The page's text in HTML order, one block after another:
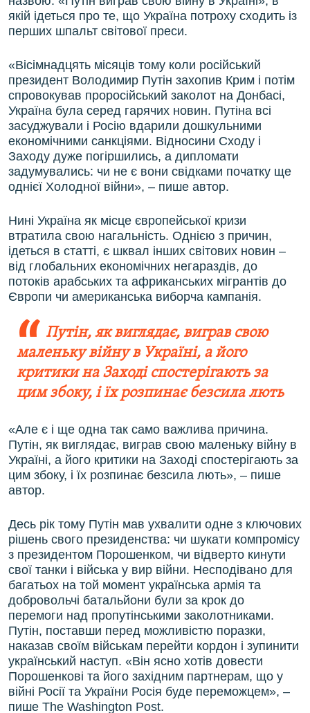
якій ідеться про те, що Україна потроху сходить із
перших шпальт світової преси.
«Вісімнадцять місяців тому коли російський
президент Володимир Путін захопив Крим і потім
спровокував проросійський заколот на Донбасі,
Україна була серед гарячих новин. Путіна всі
засуджували і Росію вдарили дошкульними
економічними санкціями. Відносини Сходу і
Заходу дуже погіршились, а дипломати
задумувались: чи не є вони свідками початку ще
однієї Холодної війни», – пише автор.
Нині Україна як місце європейської кризи
втратила свою нагальність. Однією з причин,
ідеться в статті, є шквал інших світових новин –
від глобальних економічних негараздів, до
потоків арабських та африканських мігрантів до
Європи чи американська виборча кампанія.
Путін, як виглядає, виграв свою
маленьку війну в Україні, а його
критики на Заході спостерігають за
цим збоку, і їх розпинає безсила лють
«Але є і ще одна так само важлива причина.
Путін, як виглядає, виграв свою маленьку війну в
Україні, а його критики на Заході спостерігають за
цим збоку, і їх розпинає безсила лють», – пише
автор.
Десь рік тому Путін мав ухвалити одне з ключових
рішень свого президенства: чи шукати компромісу
з президентом Порошенком, чи відверто кинути
свої танки і війська у вир війни. Несподівано для
багатьох на той момент українська армія та
добровольчі батальйони були за крок до
перемоги над пропутінськими заколотниками.
Путін, поставши перед можливістю поразки,
наказав своїм військам перейти кордон і зупинити
український наступ. «Він ясно хотів довести
Порошенкові та його західним партнерам, що у
війні Росії та України Росія буде переможцем», –
пише The Washington Post.